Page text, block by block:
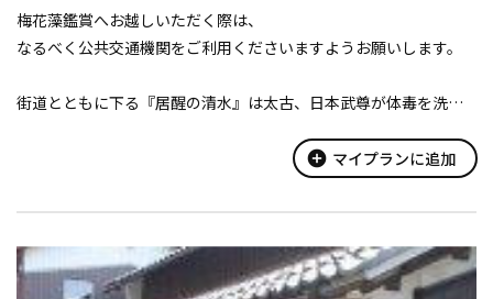
梅花藻鑑賞へお越しいただく際は、
なるべく公共交通機関をご利用くださいますようお願いします。
街道とともに下る『居醒の清水』は太古、日本武尊が体毒を洗い
add_circle マイプランに追加